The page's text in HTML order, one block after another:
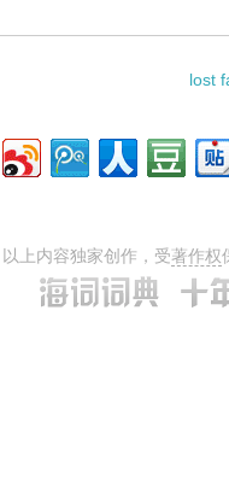
相关资料：
lost
以上内容独家创作，受著作权